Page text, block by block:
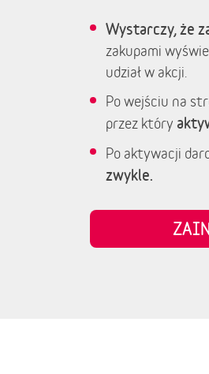
Wystarczy, że
zakupami
udział w akcji.
Po wejściu na
przez który
Po aktywacji
zwykle.